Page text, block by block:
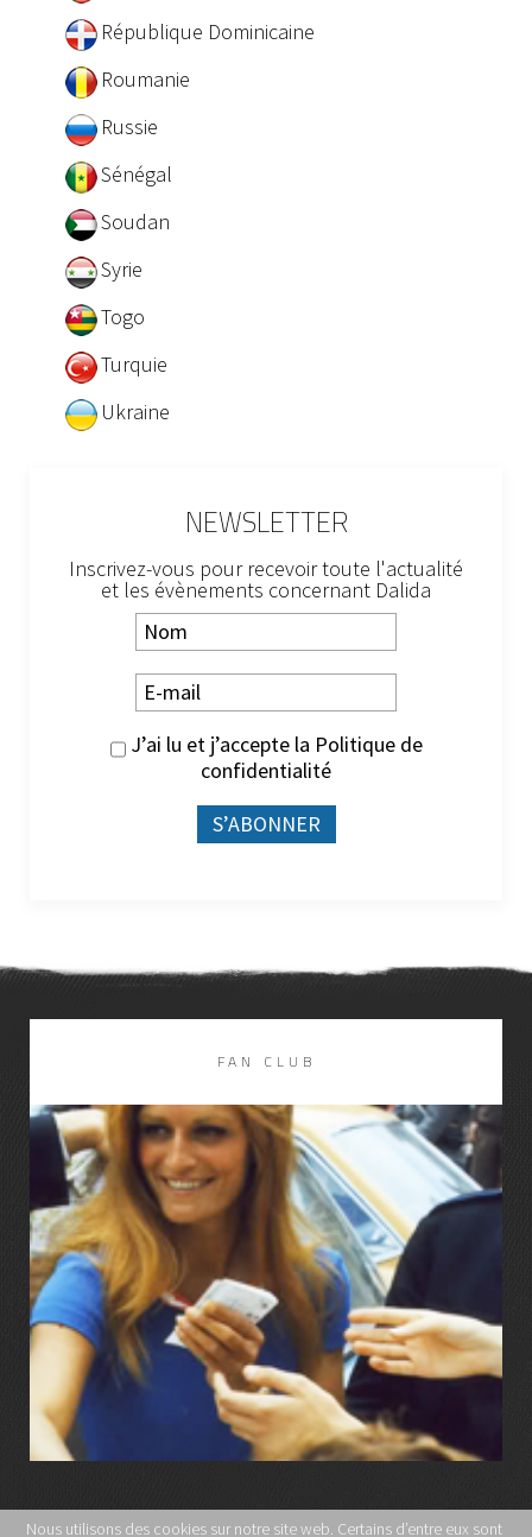
République Dominicaine
Roumanie
Russie
Sénégal
Soudan
Syrie
Togo
Turquie
Ukraine
NEWSLETTER
Inscrivez-vous pour recevoir toute l'actualité
et les évènements concernant Dalida
J’ai lu et j’accepte la Politique de
confidentialité
FAN CLUB
LIRE LA SUITE
Nous utilisons des cookies sur notre site web. Certains d’entre eux sont